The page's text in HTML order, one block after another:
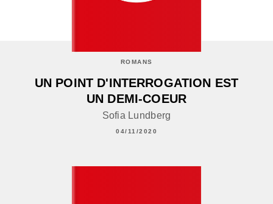
ROMANS
UN POINT D'INTERROGATION EST
UN DEMI-COEUR
Sofia Lundberg
04/11/2020